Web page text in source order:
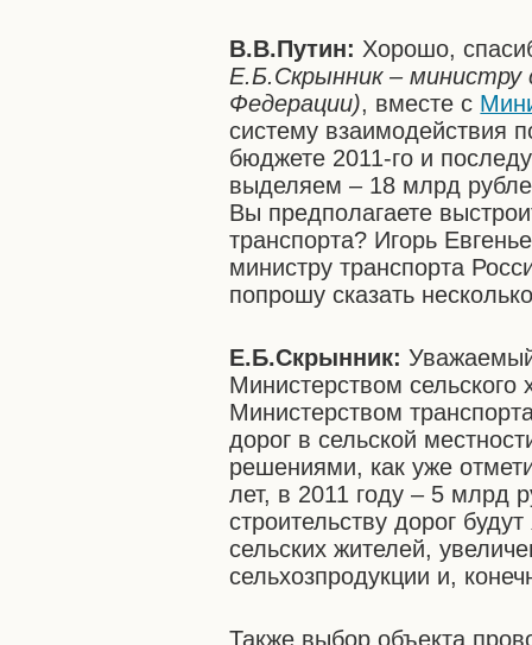
В.В.Путин: Хорошо,
Е.Б.Скрынник – министру
Федерации), вместе с
систему взаимодействия
бюджете 2011-го и
выделяем – 18 млрд
Вы предполагаете
транспорта? Игорь
министру транспорта
попрошу сказать
Е.Б.Скрынник:
Министерством сельского
Министерством
дорог в сельской
решениями, как уже
лет, в 2011 году – 5 млрд
строительству дорог
сельских жителей,
сельхозпродукции и,
Также выбор объекта